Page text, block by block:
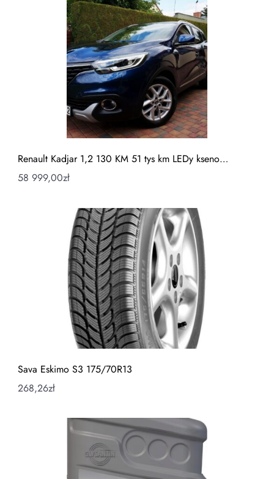
Renault Kadjar 1,2 130 KM 51 tys km LEDy kseno…
58 999,00zł
Sava Eskimo S3 175/70R13
268,26zł